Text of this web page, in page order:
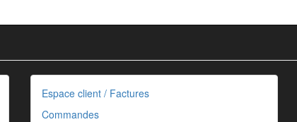
Espace client / Factures
Commandes